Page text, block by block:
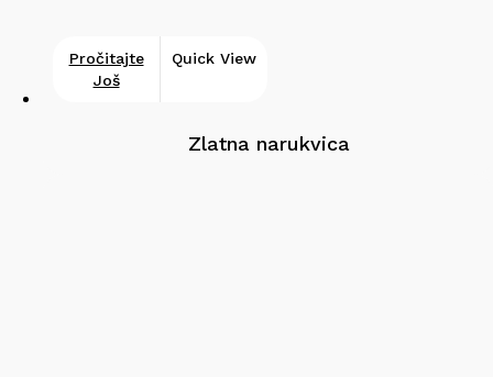
Pročitajte
Još
Quick View
Zlatna narukvica